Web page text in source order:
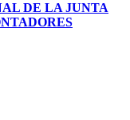
DE LA JUNTA